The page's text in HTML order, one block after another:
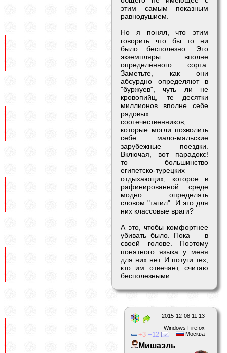
этим самым показным
равнодушием.
Но я понял, что этим
говорить что бы то ни
было бесполезно. Это
экземпляры вполне
определённого сорта.
Заметьте, как они
абсурдно определяют в
"буржуев", чуть ли не
кровопийц, те десятки
миллионов вполне себе
рядовых
соотечественников,
которые могли позволить
себе мало-мальские
зарубежные поездки.
Включая, вот парадокс!
то большинство
египетско-турецких
отдыхающих, которое в
рафинированной среде
модно определять
словом "тагил". И это для
них классовые враги?
А это, чтобы комфортнее
убивать было. Пока — в
своей голове. Поэтому
понятного языка у меня
для них нет. И потуги тех,
кто им отвечает, считаю
бесполезными.
2015-12-08 11:13
Windows Firefox
Москва
3 12
Мишаэль